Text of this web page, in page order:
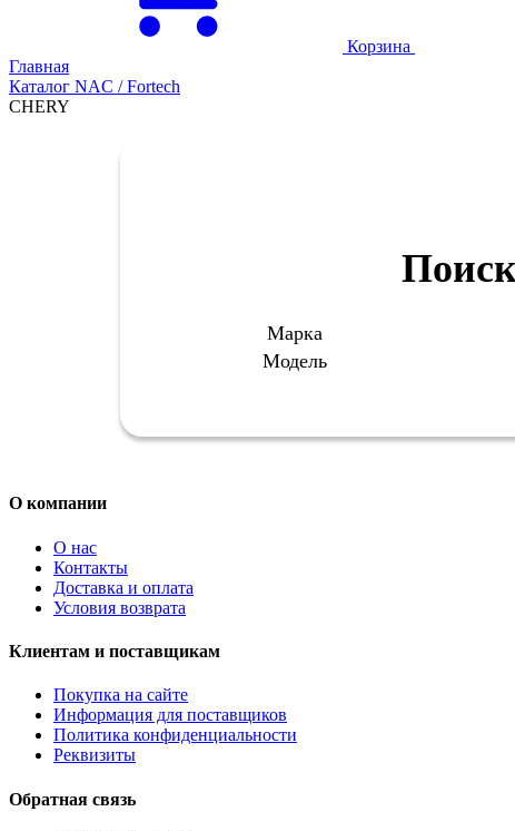
Корзина
Главная
Каталог NAC / Fortech
CHERY
Марка
Модель
О компании
О нас
Контакты
Доставка и оплата
Условия возврата
Клиентам и поставщикам
Покупка на сайте
Информация для поставщиков
Политика конфиденциальности
Реквизиты
Обратная связь